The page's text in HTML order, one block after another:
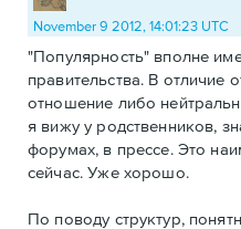
November 9 2012, 14:01:23 UTC
"Популярность" вполне
правительства. В отличие
отношение либо
я вижу у родственников,
форумах, в прессе. Это
сейчас. Уже хорошо.
По поводу структур,